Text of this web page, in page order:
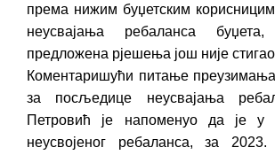
према нижим буџетским
неусвајања ребаланса
предложена рјешења још није
Коментаришући питање преузимања
за посљедице неусвајања
Петровић је напоменуо да је у
неусвојеног ребаланса, за